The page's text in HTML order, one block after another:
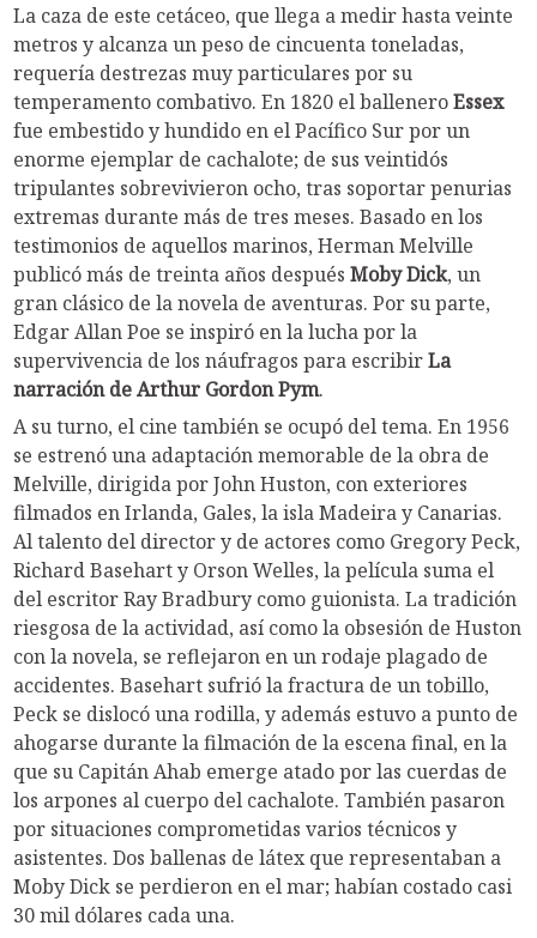
La caza de este cetáceo, que llega a medir hasta veinte
metros y alcanza un peso de cincuenta toneladas,
requería destrezas muy particulares por su
temperamento combativo. En 1820 el balleneroEssex
fue embestido y hundido en el Pacífico Sur por un
enorme ejemplar de cachalote; de sus veintidós
tripulantes sobrevivieron ocho, tras soportar penurias
extremas durante más de tres meses. Basado en los
testimonios de aquellos marinos, Herman Melville
publicó más de treinta años después Moby Dick, un
gran clásico de la novela de aventuras. Por su parte,
Edgar Allan Poe se inspiró en la lucha por la
supervivencia de los náufragos para escribirLa
narración de Arthur Gordon Pym.
A su turno, el cine también se ocupó del tema. En 1956
se estrenó una adaptación memorable de la obra de
Melville, dirigida por John Huston, con exteriores
filmados en Irlanda, Gales, la isla Madeira y Canarias.
Al talento del director y de actores como Gregory Peck,
Richard Basehart y Orson Welles, la película suma el
del escritor Ray Bradbury como guionista. La tradición
riesgosa de la actividad, así como la obsesión de Huston
con la novela, se reflejaron en un rodaje plagado de
accidentes. Basehart sufrió la fractura de un tobillo,
Peck se dislocó una rodilla, y además estuvo a punto de
ahogarse durante la filmación de la escena final, en la
que su Capitán Ahab emerge atado por las cuerdas de
los arpones al cuerpo del cachalote. También pasaron
por situaciones comprometidas varios técnicos y
asistentes. Dos ballenas de látex que representaban a
Moby Dick se perdieron en el mar; habían costado casi
30 mil dólares cada una.